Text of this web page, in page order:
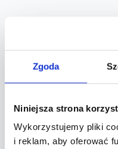
Zgoda
Niniejsza strona
Wykorzystujemy pliki
i reklam, aby oferować
Bimo
Zespół / Grupa